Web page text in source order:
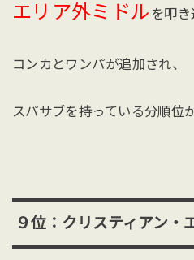
エリア外ミドル を叩き
コンカとワンパが追加され、
スパサブを持っている分順位
９位：クリスティアン・